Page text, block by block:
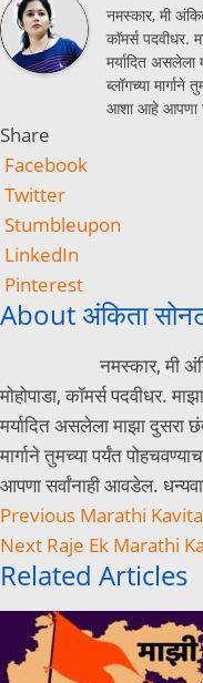
नमस्कार, मी
कॉमर्स पदवीधर.
मर्यादित
ब्लॉगच्या
आशा आहे आपणा
Share
Facebook
Twitter
Stumbleupon
LinkedIn
Pinterest
About अंकिता
नमस्कार, मी
मोहोपाडा, कॉमर्स पदवीधर.
मर्यादित असलेला माझा दुसरा
मार्गाने तुमच्या पर्यंत
आपणा सर्वांनाही आवडेल.
Previous Marathi Kavita
Next Raje Ek Marathi
Related Articles